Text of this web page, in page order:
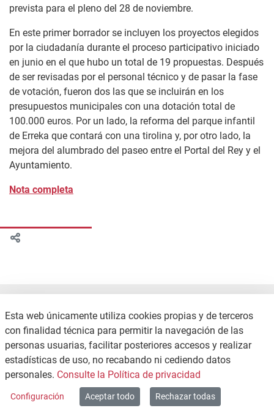
prevista para el pleno del 28 de noviembre.
En este primer borrador se incluyen los proyectos elegidos
por la ciudadanía durante el proceso participativo iniciado
en junio en el que hubo un total de 19 propuestas. Después
de ser revisadas por el personal técnico y de pasar la fase
de votación, fueron dos las que se incluirán en los
presupuestos municipales con una dotación total de
100.000 euros. Por un lado, la reforma del parque infantil
de Erreka que contará con una tirolina y, por otro lado, la
mejora del alumbrado del paseo entre el Portal del Rey y el
Ayuntamiento.
Nota completa
Copyright © 2026 / Excmo. agurain | Todos los derechos reservados.
Esta web únicamente utiliza cookies propias y de terceros
con finalidad técnica para permitir la navegación de las
personas usuarias, facilitar posteriores accesos y realizar
estadísticas de uso, no recabando ni cediendo datos
personales. Consulte la Política de privacidad
Configuración Aceptar todo Rechazar todas